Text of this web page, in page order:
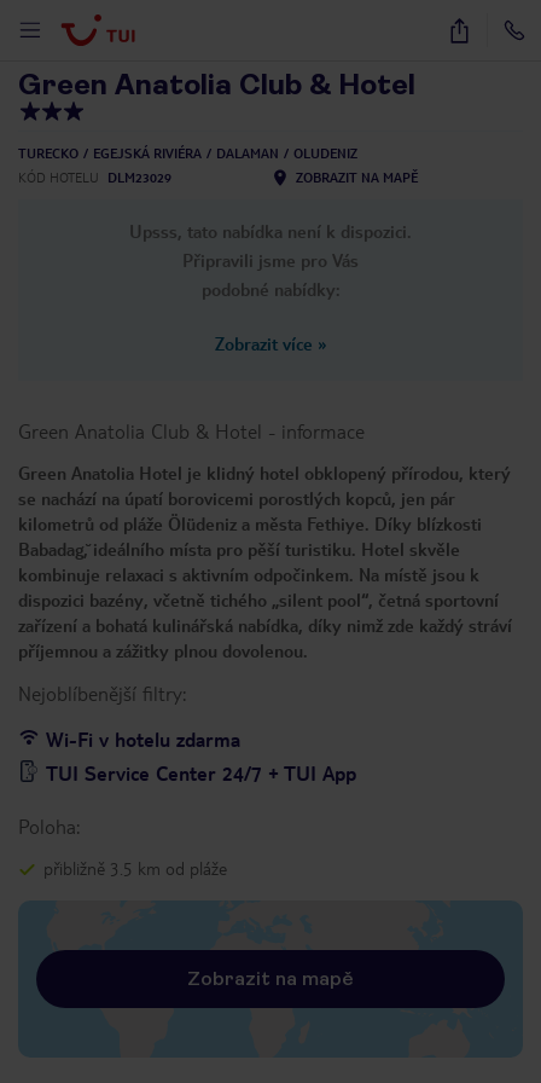
33
Green Anatolia Club & Hotel
TURECKO EGEJSKÁ RIVIÉRA DALAMAN
OLUDENIZ
KÓD HOTELU
DLM23029 ZOBRAZIT NA MAPĚ
Upsss, tato nabídka není k dispozici.
Připravili jsme pro Vás
podobné nabídky:
Zobrazit více »
Green Anatolia Club & Hotel - informace
Green Anatolia Hotel je klidný hotel obklopený přírodou, který
se nachází na úpatí borovicemi porostlých kopců, jen pár
kilometrů od pláže Ölüdeniz a města Fethiye. Díky blízkosti
Babadag˘, ideálního místa pro pěší turistiku. Hotel skvěle
kombinuje relaxaci s aktivním odpočinkem. Na místě jsou k
dispozici bazény, včetně tichého „silent pool“, četná sportovní
zařízení a bohatá kulinářská nabídka, díky nimž zde každý stráví
příjemnou a zážitky plnou dovolenou.
Nejoblíbenější filtry:
Wi-Fi v hotelu zdarma
TUI Service Center 24/7 + TUI App
Poloha:
přibližně 3.5 km od pláže
Zobrazit na mapě